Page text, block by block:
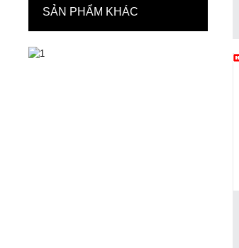
SẢN PHẨM KHÁC